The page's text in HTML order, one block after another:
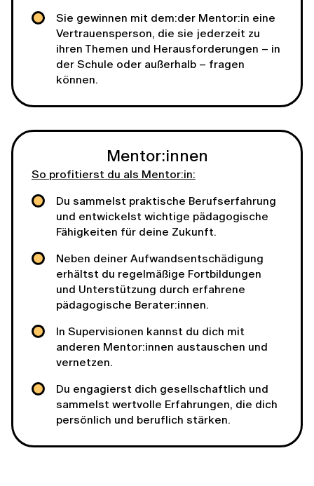
Sie gewinnen mit dem:der Mentor:in eine
Vertrauensperson, die sie jederzeit zu
ihren Themen und Herausforderungen – in
der Schule oder außerhalb – fragen
können.
Mentor:innen
So profitierst du als Mentor:in:
Du sammelst praktische Berufserfahrung
und entwickelst wichtige pädagogische
Fähigkeiten für deine Zukunft.
Neben deiner Aufwandsentschädigung
erhältst du regelmäßige Fortbildungen
und Unterstützung durch erfahrene
pädagogische Berater:innen.
In Supervisionen kannst du dich mit
anderen Mentor:innen austauschen und
vernetzen.
Du engagierst dich gesellschaftlich und
sammelst wertvolle Erfahrungen, die dich
persönlich und beruflich stärken.